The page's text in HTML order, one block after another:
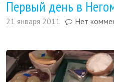
Первый день в
21 января 2011 Нет